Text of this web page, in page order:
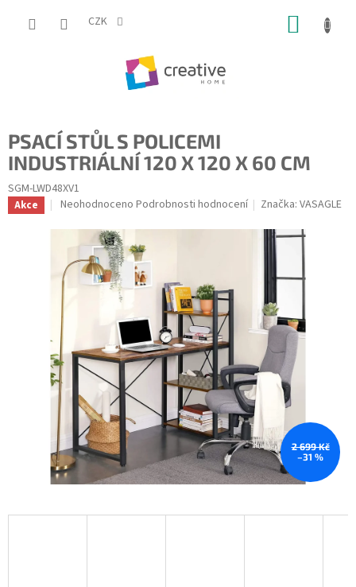
CZK
PSACÍ STŮL S POLICEMI
INDUSTRIÁLNÍ 120 X 120 X 60 CM
SGM-LWD48XV1
Akce
Průměrné
produktu
0,0
z
5
hvězdiček.
Neohodnoceno Podrobnosti hodnocení Značka:VASAGLE
2 699 Kč
–31 %